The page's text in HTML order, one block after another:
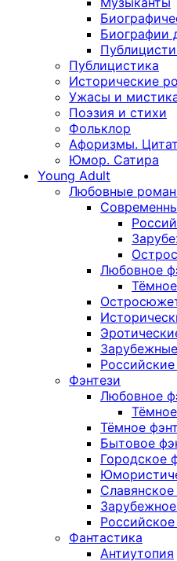
Биографии
Публицистика
Исторические
Ужасы и
Поэзия и стихи
Фольклор
Афоризмы.
Юмор. Сатира
Young Adult
Любовные
Любовное
Фэнтези
Любовное
Тёмное
Бытовое
Городское
Славянское
Фантастика
Антиутопия